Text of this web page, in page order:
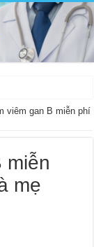
viêm gan B miễn phí
miễn
mẹ